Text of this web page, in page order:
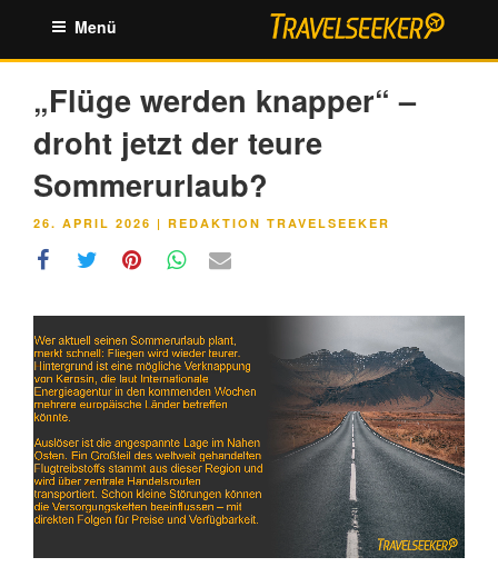
springen
Menü
„Flüge werden knapper“ –
droht jetzt der teure
Sommerurlaub?
VERÖFFENTLICHT
26. APRIL 2026 | REDAKTION TRAVELSEEKER
Link Embed